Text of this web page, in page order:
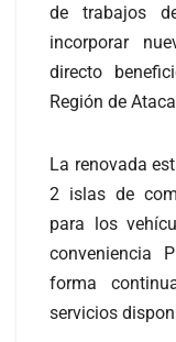
de trabajos
incorporar
directo
Región de
La renovada
2 islas de
para los
conveniencia
forma
servicios